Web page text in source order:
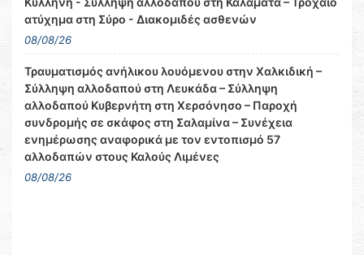
ατύχημα στη Σύρο - Διακομιδές ασθενών
08/08/26
Τραυματισμός ανήλικου λουόμενου στην Χαλκιδική –
Σύλληψη αλλοδαπού στη Λευκάδα – Σύλληψη
αλλοδαπού Κυβερνήτη στη Χερσόνησο – Παροχή
συνδρομής σε σκάφος στη Σαλαμίνα – Συνέχεια
ενημέρωσης αναφορικά με τον εντοπισμό 57
αλλοδαπών στους Καλούς Λιμένες
08/08/26